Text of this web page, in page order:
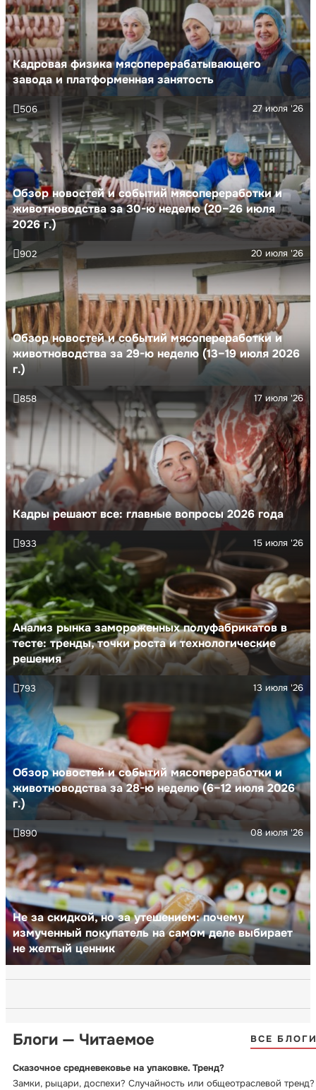
Кадровая физика мясоперерабатывающего
завода и платформенная занятость
Обзор новостей и событий мясопереработки и
животноводства за 30-ю неделю (20–26 июля
2026 г.)
27 июля '26
506
Обзор новостей и событий мясопереработки и
животноводства за 29-ю неделю (13–19 июля 2026
г.)
20 июля '26
902
Кадры решают все: главные вопросы 2026 года
17 июля '26
858
Анализ рынка замороженных полуфабрикатов в
тесте: тренды, точки роста и технологические
решения
15 июля '26
933
Обзор новостей и событий мясопереработки и
животноводства за 28-ю неделю (6–12 июля 2026
г.)
13 июля '26
793
Не за скидкой, но за утешением: почему
измученный покупатель на самом деле выбирает
не желтый ценник
08 июля '26
890
Блоги — Читаемое ВСЕ
Сказочное средневековье на упаковке. Тренд?
Замки, рыцари, доспехи? Случайность или общеотраслевой тренд?